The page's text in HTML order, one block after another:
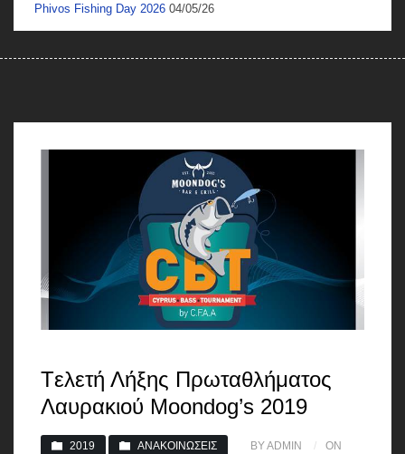
Phivos Fishing Day 2026 04/05/26
Tελετή Λήξης Πρωταθλήματος
Λαυρακιού Moondog’s 2019
2019 ΑΝΑΚΟΙΝΏΣΕΙΣ BY ADMIN ON